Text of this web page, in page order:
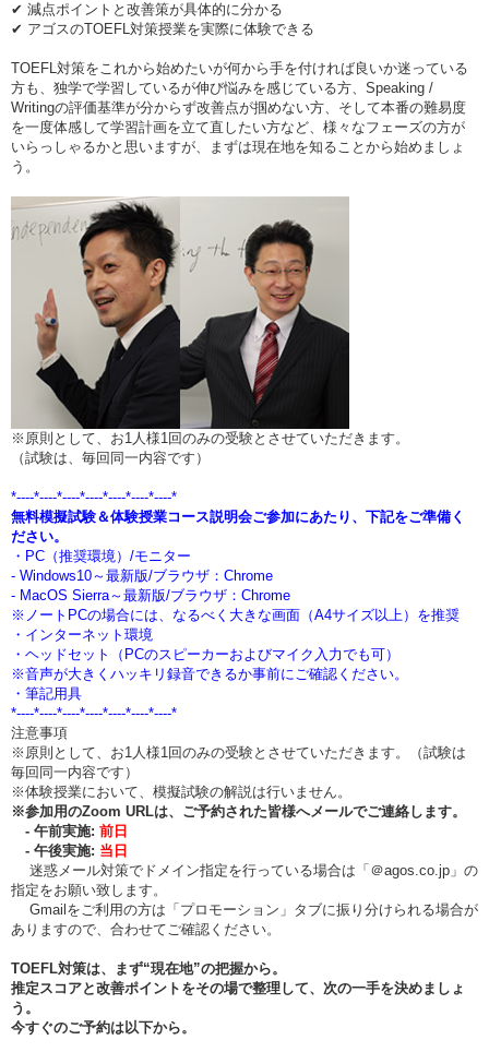
✔ 減点ポイントと改善策が具体的に分かる
✔ アゴスのTOEFL対策授業を実際に体験できる
TOEFL対策をこれから始めたいが何から手を付ければ良いか迷っている
方も、独学で学習しているが伸び悩みを感じている方、Speaking /
Writingの評価基準が分からず改善点が掴めない方、そして本番の難易度
を一度体感して学習計画を立て直したい方など、様々なフェーズの方が
いらっしゃるかと思いますが、まずは現在地を知ることから始めましょ
う。
※原則として、お1人様1回のみの受験とさせていただきます。
（試験は、毎回同一内容です）
*----*----*----*----*----*----*----*
無料模擬試験＆体験授業コース説明会ご参加にあたり、下記をご準備く
ださい。
・PC（推奨環境）/モニター
- Windows10～最新版/ブラウザ：Chrome
- MacOS Sierra～最新版/ブラウザ：Chrome
※ノートPCの場合には、なるべく大きな画面（A4サイズ以上）を推奨
・インターネット環境
・ヘッドセット（PCのスピーカーおよびマイク入力でも可）
※音声が大きくハッキリ録音できるか事前にご確認ください。
・筆記用具
*----*----*----*----*----*----*----*
注意事項
※原則として、お1人様1回のみの受験とさせていただきます。（試験は
毎回同一内容です）
※体験授業において、模擬試験の解説は行いません。
※参加用のZoom URLは、ご予約された皆様へメールでご連絡します。
- 午前実施: 前日
- 午後実施: 当日
迷惑メール対策でドメイン指定を行っている場合は「＠agos.co.jp」の
指定をお願い致します。
Gmailをご利用の方は「プロモーション」タブに振り分けられる場合が
ありますので、合わせてご確認ください。
TOEFL対策は、まず“現在地”の把握から。
推定スコアと改善ポイントをその場で整理して、次の一手を決めましょ
う。
今すぐのご予約は以下から。